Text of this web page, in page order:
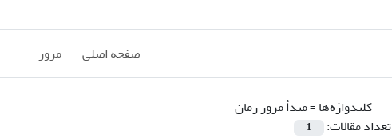
صفحه اصلی مرور
کلیدواژه‌ها =مبدأ مرور زمان
تعداد مقالات:
1